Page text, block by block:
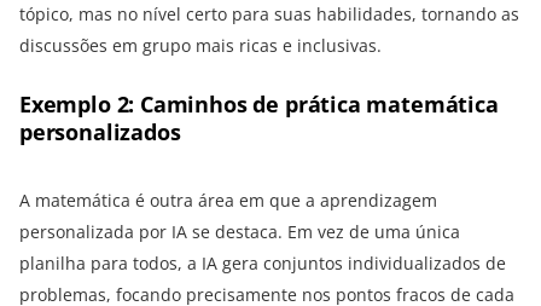
tópico, mas no nível certo para suas habilidades, tornando as
discussões em grupo mais ricas e inclusivas.
Exemplo 2: Caminhos de prática matemática
personalizados
A matemática é outra área em que a aprendizagem
personalizada por IA se destaca. Em vez de uma única
planilha para todos, a IA gera conjuntos individualizados de
problemas, focando precisamente nos pontos fracos de cada